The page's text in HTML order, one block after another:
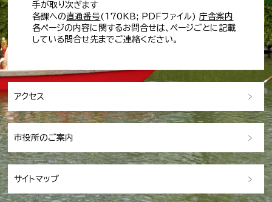
手が取り次ぎます
各課への直通番号(170KB; PDFファイル)庁舎案内
各ページの内容に関するお問合せは、ページごとに記載
している問合せ先までご連絡ください。
アクセス
市役所のご案内
サイトマップ